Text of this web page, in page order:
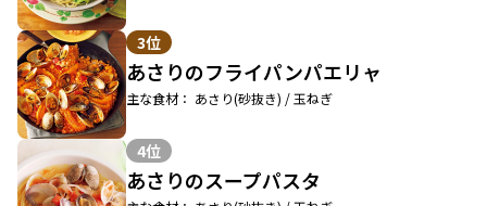
3位
あさりのフライパンパエリャ
主な食材： あさり(砂抜き) / 玉ねぎ
4位
あさりのスープパスタ